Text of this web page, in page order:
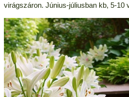
virágszáron. Június-júliusban kb, 5-10